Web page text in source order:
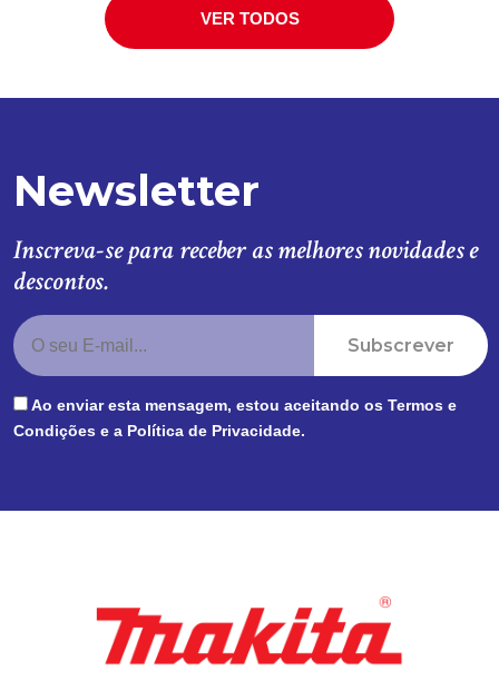
VER TODOS
Newsletter
Inscreva-se para receber as melhores novidades e
descontos.
Subscrever
Ao enviar esta mensagem, estou aceitando os Termos e
Condições e a Política de Privacidade.